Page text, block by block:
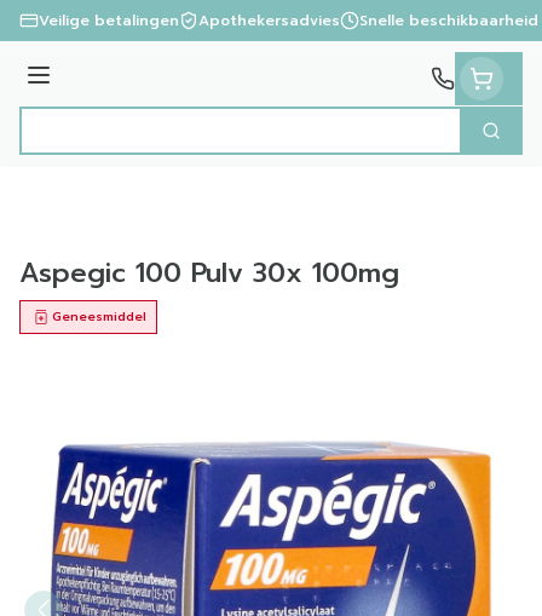
Ga naar de inhoud
Veilige betalingen Apothekersadvies Snelle beschikbaarheid
Menu
Zoek
Aspegic 100 Pulv 30x 100mg
Geneesmiddel